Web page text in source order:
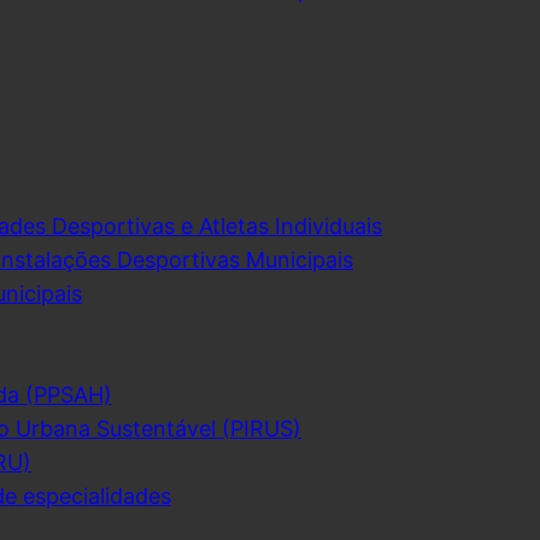
Desportivas e Atletas Individuais
Desportivas Municipais
(PPSAH)
Urbana Sustentável (PIRUS)
especialidades